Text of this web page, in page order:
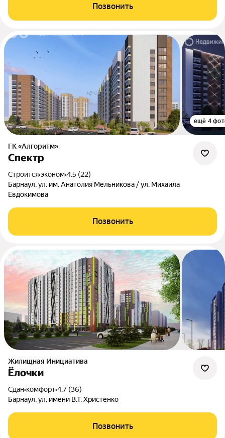
Позвонить
ещё 4
ГК «Алгоритм»
Спектр
Строится•эконом•4.5 (22)
Барнаул, ул. им. Анатолия Мельникова / ул. Михаила
Евдокимова
Позвонить
Жилищная Инициатива
Ёлочки
Сдан•комфорт•4.7 (36)
Барнаул, ул. имени В.Т. Христенко
Позвонить